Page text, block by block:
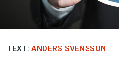
Prenumerera
Läs Språktidningen digitalt
Press
TEXT: ANDERS SVENSSON